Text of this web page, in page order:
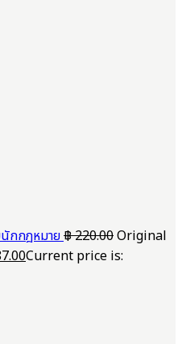
กกฎหมาย฿220.00Original
Current price is: